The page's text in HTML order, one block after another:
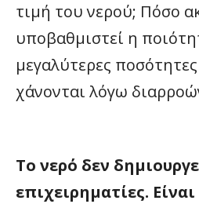
τιμή του νερού; Πόσο
υποβαθμιστεί η
μεγαλύτερες
χάνονται λόγω
Το νερό δεν
επιχειρηματίες.